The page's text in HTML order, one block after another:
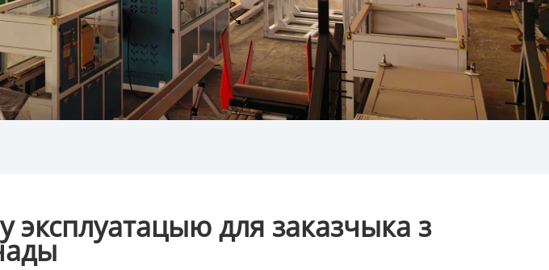
эксплуатацыю для заказчыка з